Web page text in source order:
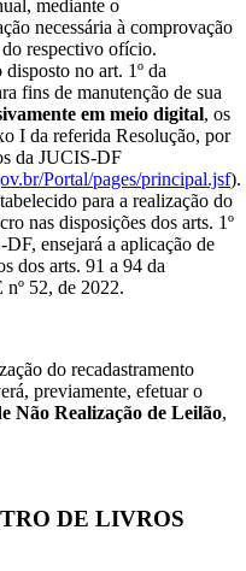
mediante o
necessária à comprovação
respectivo ofício.
no art. 1º da
fins de manutenção de sua
em meio digital, os
I da referida Resolução, por
da JUCIS-DF
Portal/pages/principal.jsf).
para a realização do
nas disposições dos arts. 1º
ensejará a aplicação de
dos arts. 91 a 94 da
52, de 2022.
do recadastramento
previamente, efetuar o
Não Realização de Leilão,
DE LIVROS